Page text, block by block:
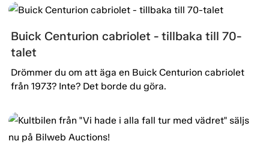
Buick Centurion cabriolet - tillbaka till 70-
talet
Drömmer du om att äga en Buick Centurion cabriolet
från 1973? Inte? Det borde du göra.